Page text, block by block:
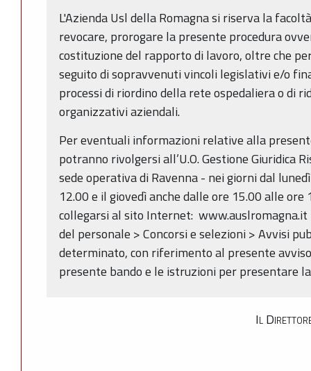
L'Azienda Usl della Romagna si riserva la
revocare, prorogare la presente procedura
costituzione del rapporto di lavoro, oltre che
seguito di sopravvenuti vincoli legislativi e/o
processi di riordino della rete ospedaliera o di
organizzativi aziendali.
Per eventuali informazioni relative alla
potranno rivolgersi all’U.O. Gestione Giuridica
sede operativa di Ravenna - nei giorni dal
12.00 e il giovedì anche dalle ore 15.00 alle
collegarsi al sito Internet: www.auslromagna.it
del personale > Concorsi e selezioni > Avvisi
determinato, con riferimento al presente
presente bando e le istruzioni per presentare
Il Direttore